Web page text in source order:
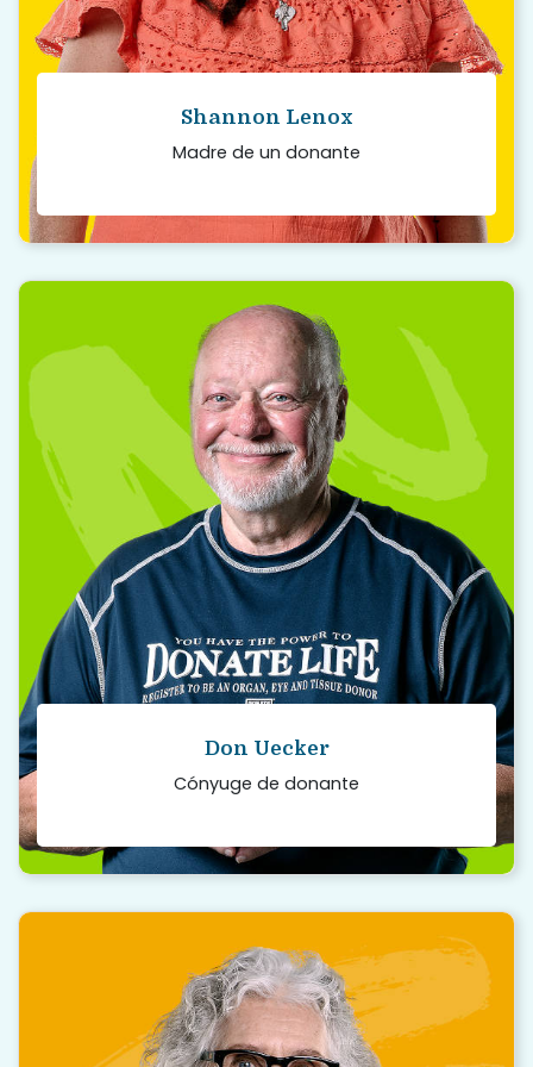
Shannon Lenox
Madre de un donante
Don Uecker
Cónyuge de donante
“
Regístrese y deje que los profesionales
médicos decidan más adelante lo qué se
podría donar. Nunca se sabe qué tipo de
impacto es posible lograr.
Read story
“
Debido al regalo que me salvó la vida,